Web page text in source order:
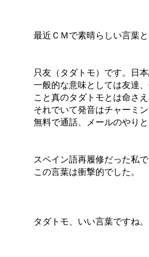
最近ＣＭで素晴らしい言葉
只友（タダトモ）です。日
一般的な意味としては友達
こと真のタダトモとは命さ
それでいて発音はチャーミ
無料で通話、メールのやり
スペイン語再履修だった私
この言葉は衝撃的でした。
タダトモ、いい言葉ですね。